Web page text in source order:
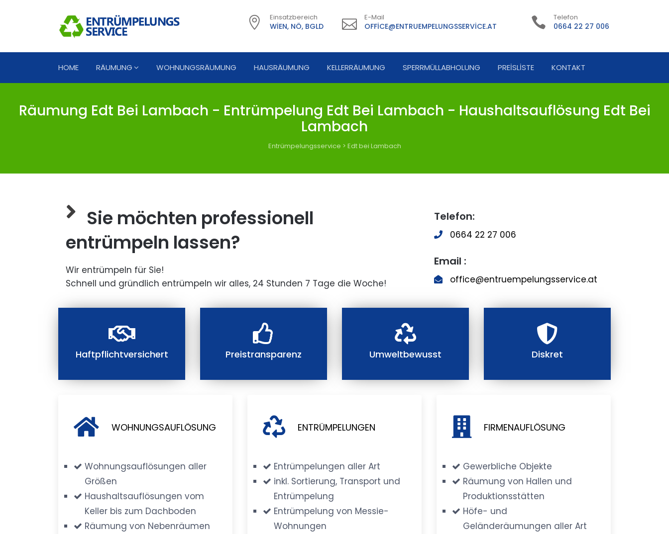
Einsatzbereich
WIEN, NÖ, BGLD
E-Mail
OFFICE@ENTRUEMPELUNGSSERVICE.AT
Telefon
0664 22 27 006
HOME RÄUMUNG WOHNUNGSRÄUMUNG HAUSRÄUMUNG KELLERRÄUMUNG SPERRMÜLLABHOLUNG PREISLISTE KONTAKT
Räumung Edt Bei Lambach - Entrümpelung Edt Bei Lambach - Haushaltsauflösung Edt Bei
Lambach
Entrümpelungsservice > Edt bei Lambach
Sie möchten professionell
entrümpeln lassen?
Wir entrümpeln für Sie!
Schnell und gründlich entrümpeln wir alles, 24 Stunden 7 Tage die Woche!
Telefon:
0664 22 27 006
Email :
office@entruempelungsservice.at
Haftpflichtversichert Preistransparenz Umweltbewusst Diskret
WOHNUNGSAUFLÖSUNG
Wohnungsauflösungen aller
Größen
Haushaltsauflösungen vom
Keller bis zum Dachboden
Räumung von Nebenräumen
ENTRÜMPELUNGEN
Entrümpelungen aller Art
inkl. Sortierung, Transport und
Entrümpelung
Entrümpelung von Messie-
Wohnungen
FIRMENAUFLÖSUNG
Gewerbliche Objekte
Räumung von Hallen und
Produktionsstätten
Höfe- und
Geländeräumungen aller Art